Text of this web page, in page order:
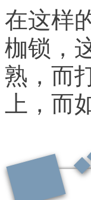
在这样
枷锁，
熟，而
上，而